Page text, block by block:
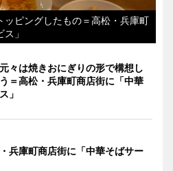
ピングしたもの＝高松・兵庫町
」
々は焼きおにぎりの形で構想し
＝高松・兵庫町商店街に「中華
」
兵庫町商店街に「中華そばサー